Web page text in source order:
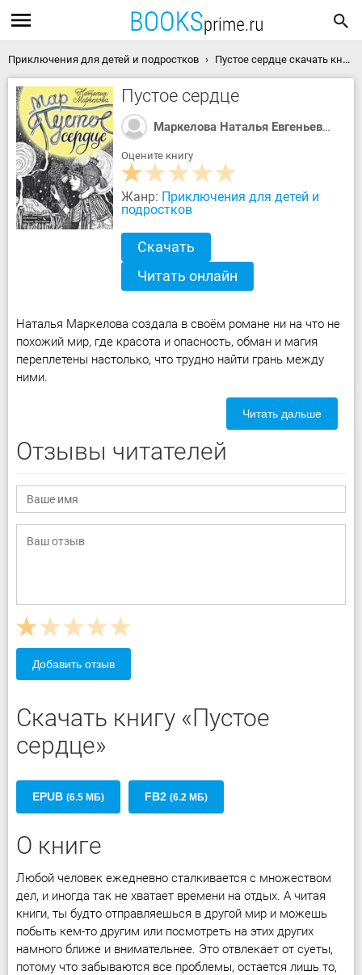
Приключения для детей и подростков Пустое сердце скачать книгу
Пустое сердце
Маркелова Наталья Евгеньевна
Оцените книгу
Жанр: Приключения для детей и
подростков
Скачать
Читать онлайн
Наталья Маркелова создала в своём романе ни на что не
похожий мир, где красота и опасность, обман и магия
переплетены настолько, что трудно найти грань между
ними.
Читать дальше
Отзывы читателей
Добавить отзыв
Скачать книгу «Пустое
сердце»
EPUB (6.5 МБ) FB2 (6.2 МБ)
О книге
Любой человек ежедневно сталкивается с множеством
дел, и иногда так не хватает времени на отдых. А читая
книги, ты будто отправляешься в другой мир и можешь
побыть кем-то другим или посмотреть на этих других
намного ближе и внимательнее. Это отвлекает от суеты,
потому что забываются все проблемы, остается лишь то,